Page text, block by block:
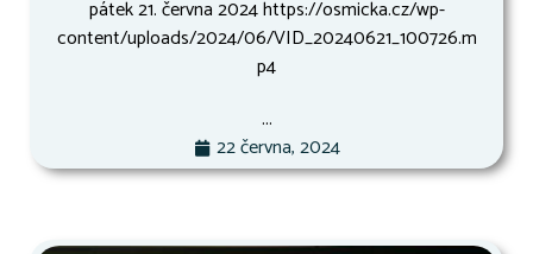
pátek 21. června 2024 https://osmicka.cz/wp-
content/uploads/2024/06/VID_20240621_100726.m
p4
...
22 června, 2024